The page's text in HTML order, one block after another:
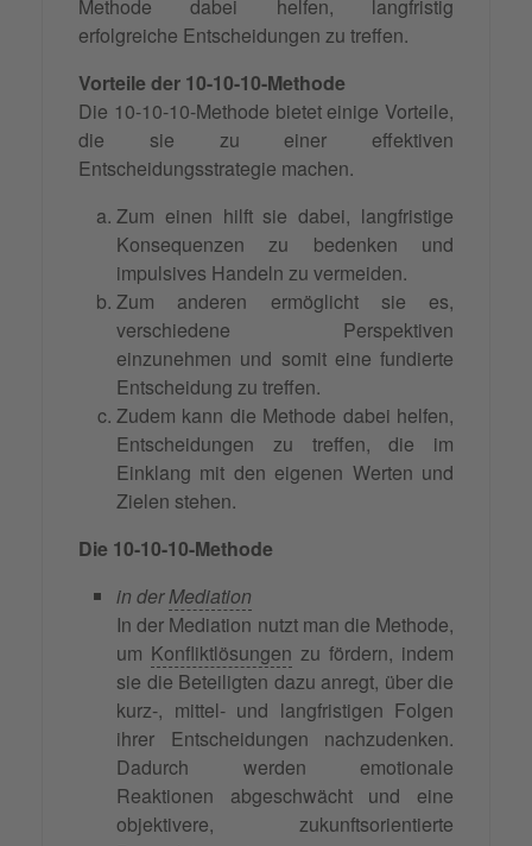
Methode dabei helfen, langfristig
erfolgreiche Entscheidungen zu treffen.
Vorteile der 10-10-10-Methode
Die 10-10-10-Methode bietet einige Vorteile,
die sie zu einer effektiven
Entscheidungsstrategie machen.
Zum einen hilft sie dabei, langfristige
Konsequenzen zu bedenken und
impulsives Handeln zu vermeiden.
Zum anderen ermöglicht sie es,
verschiedene Perspektiven
einzunehmen und somit eine fundierte
Entscheidung zu treffen.
Zudem kann die Methode dabei helfen,
Entscheidungen zu treffen, die im
Einklang mit den eigenen Werten und
Zielen stehen.
Die 10-10-10-Methode
in derMediation
In der Mediation nutzt man die Methode,
um Konfliktlösungen zu fördern, indem
sie die Beteiligten dazu anregt, über die
kurz-, mittel- und langfristigen Folgen
ihrer Entscheidungen nachzudenken.
Dadurch werden emotionale
Reaktionen abgeschwächt und eine
objektivere, zukunftsorientierte